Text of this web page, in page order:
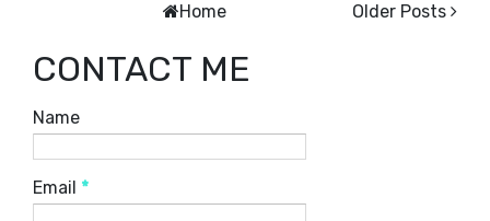
Older Posts
Home
CONTACT ME
Name
Email *